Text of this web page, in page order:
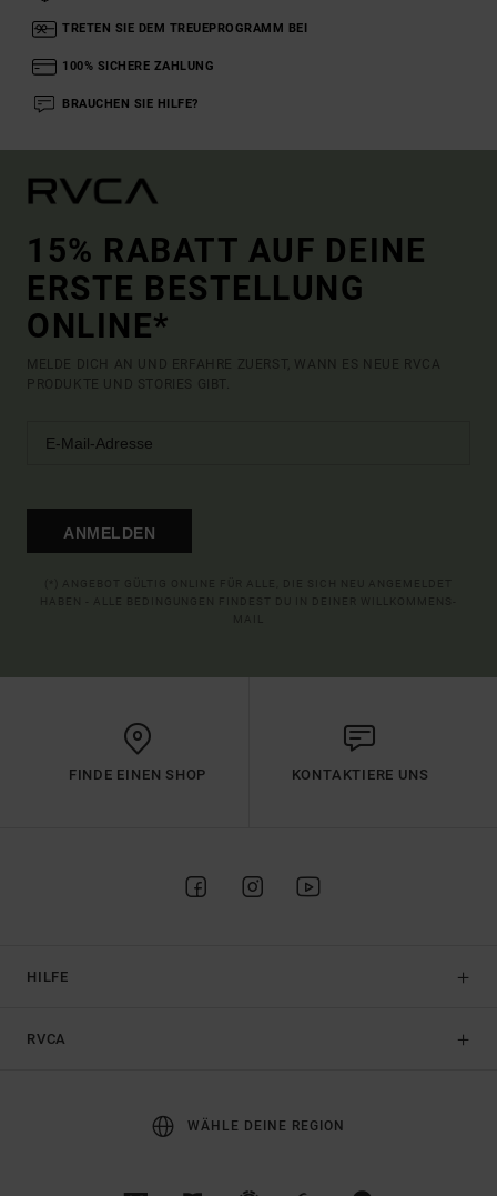
TRETEN SIE DEM TREUEPROGRAMM BEI
100% SICHERE ZAHLUNG
BRAUCHEN SIE HILFE?
15% RABATT AUF DEINE
ERSTE BESTELLUNG
ONLINE*
MELDE DICH AN UND ERFAHRE ZUERST, WANN ES NEUE RVCA
PRODUKTE UND STORIES GIBT.
ANMELDEN
FINDE EINEN SHOP KONTAKTIERE UNS
HILFE
RVCA
WÄHLE DEINE REGION